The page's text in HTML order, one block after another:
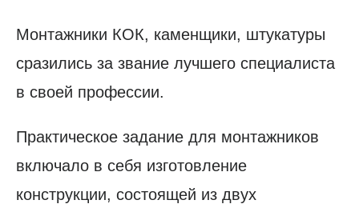
Монтажники КОК, каменщики, штукатуры
сразились за звание лучшего специалиста
в своей профессии.
Практическое задание для монтажников
включало в себя изготовление
конструкции, состоящей из двух